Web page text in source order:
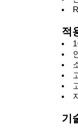
적
기